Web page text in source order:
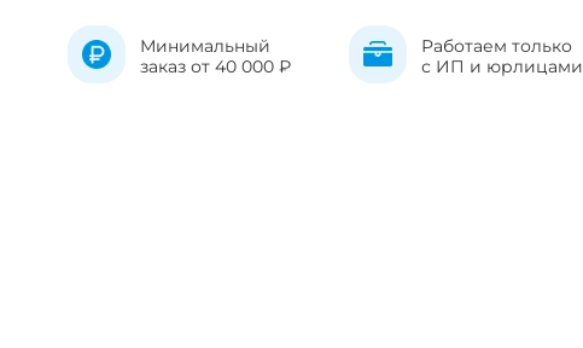
Минимальный
заказ от 40 000 ₽
Работаем только
с ИП и юрлицами